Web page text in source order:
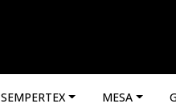
SEMPERTEX MESA